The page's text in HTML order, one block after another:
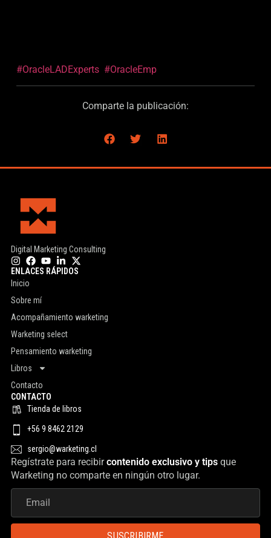
#OracleLADExperts #OracleEmp
Comparte la publicación:
Digital Marketing Consulting
ENLACES RÁPIDOS
Inicio
Sobre mí
Acompañamiento warketing
Warketing select
Pensamiento warketing
Libros
Contacto
CONTACTO
Tienda de libros
+56 9 8462 2129
sergio@warketing.cl
Regístrate para recibircontenido exclusivo y tipsque
Warketing no comparte en ningún otro lugar.